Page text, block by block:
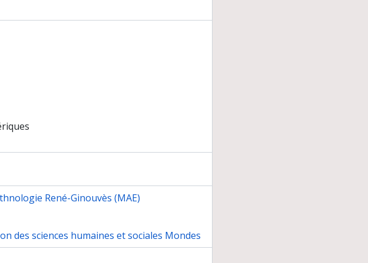
(Chypre)
et culturelles : le système renne
Archéologique Franco-chinoise au Xinjiang (Chine)
Détails et macro-traces
Pétra (Jordanie)
à l'étranger
à José Garanger (1926-2006)
de mammouths du paléolithique supérieur récents
(GERM), 13ème Conférence Maya Européenne, Musée du Quai Branly
juives tunisiennes vivant en France. Photographie et anthropologie
et d'archéologues, VIIe colloque international de la Maison René-Ginouvès
de Kovacevo en Bulgarie
d'Elche (Alicante)
terrain de recherche pour l'archéologie et l'ethnologie française
René-Ginouvès (MAE)
des sciences humaines et sociales Mondes